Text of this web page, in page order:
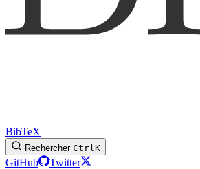
BibTeX
Rechercher CtrlK
GitHub
Twitter